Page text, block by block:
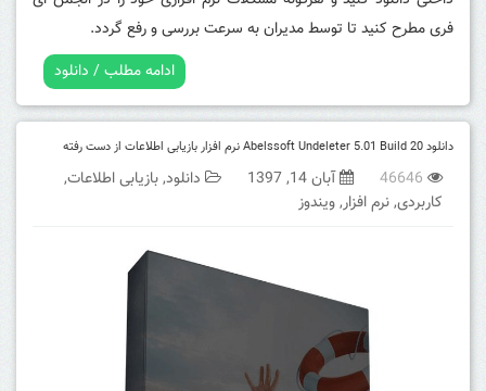
فری مطرح کنید تا توسط مدیران به سرعت بررسی و رفع گردد.
ادامه مطلب / دانلود
دانلود Abelssoft Undeleter 5.01 Build 20 نرم افزار بازیابی اطلاعات از دست رفته
46646 آبان 14, 1397 دانلود,بازیابی اطلاعات,
کاربردی,نرم افزار,ویندوز